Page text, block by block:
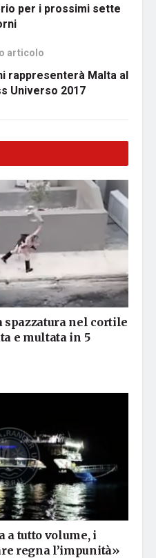
per i prossimi sette
articolo
rappresenterà Malta al
Universo 2017
nel cortile
e multata in 5
a tutto volume, i
regna l’impunità»